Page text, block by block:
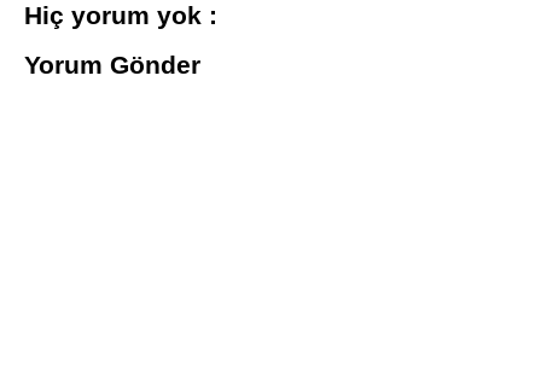
Hiç yorum yok :
Yorum Gönder